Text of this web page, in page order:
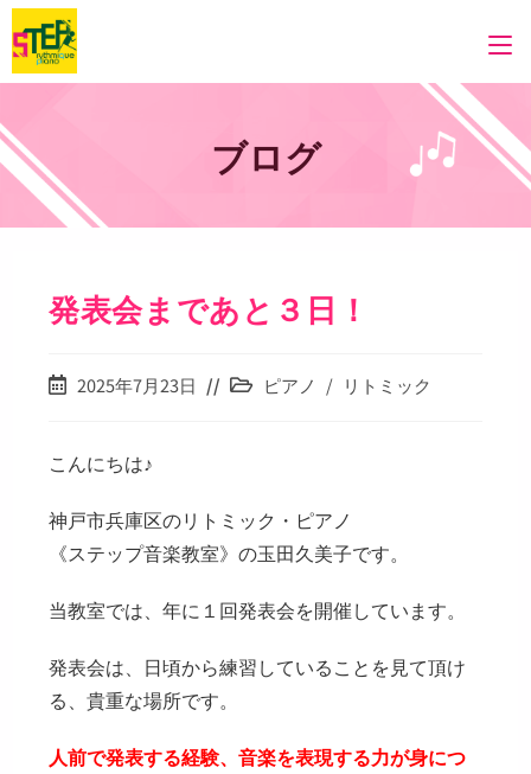
コ
ン
テ
ツ
へ
ブログ
発表会まであと３日！
投
開
2025年7月23日
投
ー:
ピアノ / リトミック
こんにちは♪
神戸市兵庫区のリトミック・ピアノ
《ステップ音楽教室》の玉田久美子です。
当教室では、年に１回発表会を開催しています。
発表会は、日頃から練習していることを見て頂け
る、貴重な場所です。
人前で発表する経験、音楽を表現する力が身につ